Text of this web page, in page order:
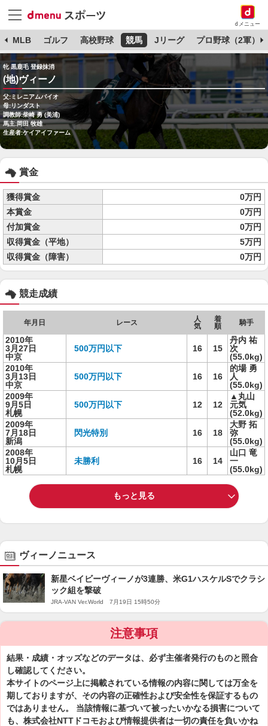
dメニュー
MLB ゴルフ 高校野球 競馬 Jリーグ プロ野球（2軍）
牝 黒鹿毛 登録抹消
(地)ヴィーノ
父:ミレニアムバイオ
母:リンダスト
調教師:柴崎 勇 (美浦)
馬主:岡田 牧雄
生産者:ケイアイファーム
賞金
獲得賞金
0万円
本賞金
0万円
付加賞金
0万円
収得賞金（平地）
5万円
収得賞金（障害）
0万円
競走成績
年月日 レース
人
気
着
順
騎手
2010年
3月27日
中京
500万円以下 16 15
丹内 祐
次
(55.0kg)
2010年
3月13日
中京
500万円以下 16 16
的場 勇
人
(55.0kg)
2009年
9月5日
札幌
500万円以下 12 12
▲丸山
元気
(52.0kg)
2009年
7月18日
新潟
閃光特別 16 18
大野 拓
弥
(55.0kg)
2008年
10月5日
札幌
未勝利 16 14
山口 竜
一
(55.0kg)
もっと見る
ヴィーノニュース
新星ベイビーヴィーノが3連勝、米G1ハスケルSでクラシ
ック組を撃破
JRA-VAN Ver.World 7月19日 15時50分
注意事項
結果・成績・オッズなどのデータは、必ず主催者発行のものと照合
し確認してください。
本サイトのページ上に掲載されている情報の内容に関しては万全を
期しておりますが、その内容の正確性および安全性を保証するもの
ではありません。 当該情報に基づいて被ったいかなる損害について
も、株式会社NTTドコモおよび情報提供者は一切の責任を負いかね